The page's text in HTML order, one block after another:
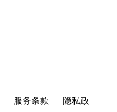
服务条款
隐私政